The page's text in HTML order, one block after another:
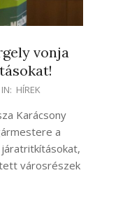
vonja
IN: HÍREK
Karácsony
a
városrészek